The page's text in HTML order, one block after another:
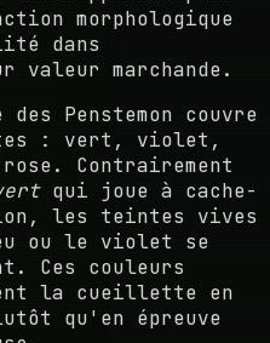
morphologique
dans
valeur marchande.
Penstemon couvre
: vert, violet,
Contrairement
qui joue à cache-
les teintes vives
ou le violet se
Ces couleurs
la cueillette en
qu'en épreuve